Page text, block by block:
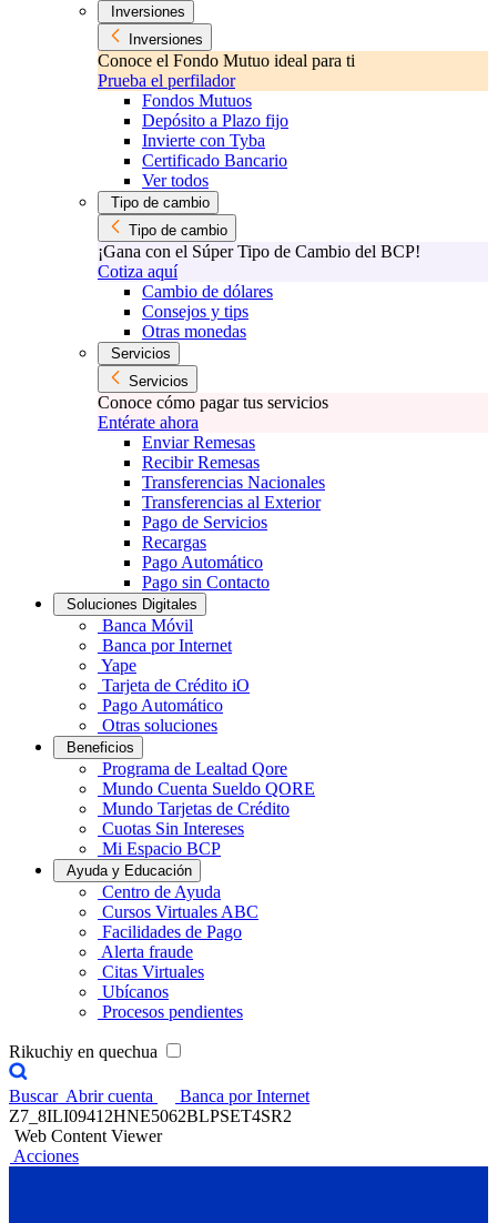
Inversiones
Inversiones
Conoce el Fondo Mutuo ideal para ti
Prueba el perfilador
Fondos Mutuos
Depósito a Plazo fijo
Invierte con Tyba
Certificado Bancario
Ver todos
Tipo de cambio
Tipo de cambio
¡Gana con el Súper Tipo de Cambio del BCP!
Cotiza aquí
Cambio de dólares
Consejos y tips
Otras monedas
Servicios
Servicios
Conoce cómo pagar tus servicios
Entérate ahora
Enviar Remesas
Recibir Remesas
Transferencias Nacionales
Transferencias al Exterior
Pago de Servicios
Recargas
Pago Automático
Pago sin Contacto
Soluciones Digitales
Banca Móvil
Banca por Internet
Yape
Tarjeta de Crédito iO
Pago Automático
Otras soluciones
Beneficios
Programa de Lealtad Qore
Mundo Cuenta Sueldo QORE
Mundo Tarjetas de Crédito
Cuotas Sin Intereses
Mi Espacio BCP
Ayuda y Educación
Centro de Ayuda
Cursos Virtuales ABC
Facilidades de Pago
Alerta fraude
Citas Virtuales
Ubícanos
Procesos pendientes
Rikuchiy en quechua
Buscar Abrir cuenta
Banca por Internet
Z7_8ILI09412HNE5062BLPSET4SR2
Web Content Viewer
Acciones